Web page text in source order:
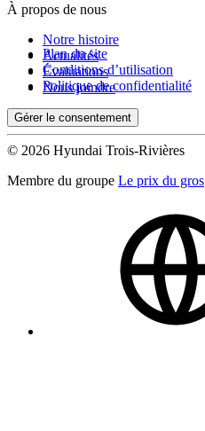
À propos de nous
Notre histoire
Actualités
Évaluations
Nous joindre
Plan du site
Conditions d’utilisation
Politique de confidentialité
Gérer le consentement
© 2026 Hyundai Trois-Rivières
Membre du groupe Le prix du gros